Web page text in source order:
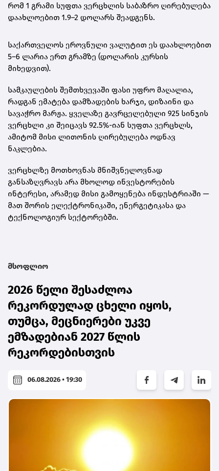
რომ 1 გრამი სუფთა ვერცხლის საბაზრო ღირებულება
დაახლოებით 1.9–2 დოლარს შეადგენს.
საქართველოს ეროვნული ვალუტით ეს დაახლოებით
5–6 ლარია ერთ გრამზე (დოლარის კურსის
მიხედვით).
სამკაულების შემთხვევაში ფასი უფრო მაღალია,
რადგან ემატება დამზადების ხარჯი, დიზაინი და
სავაჭრო მარჟა. ყველაზე გავრცელებული 925 სინჯის
ვერცხლი კი შეიცავს 92.5%-იან სუფთა ვერცხლს,
ამიტომ მისი ლითონის ღირებულება ოდნავ
ნაკლებია.
ვერცხლზე მოთხოვნას მნიშვნელოვნად
განსაზღვრავს არა მხოლოდ ინვესტორების
ინტერესი, არამედ მისი გამოყენება ინდუსტრიაში —
მათ შორის ელექტრონიკაში, ენერგეტიკასა და
ტექნოლოგიურ სექტორებში.
მსოფლიო
2026 წელი შესაძლოა
რეკორდულად ცხელი იყოს,
თუმცა, მეცნიერები უკვე
ემზადებიან 2027 წლის
რეკორდებისთვის
06.08.2026 • 19:30